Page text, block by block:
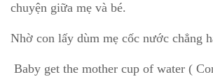
chuyện giữa mẹ và bé.
Nhờ con lấy dùm mẹ cốc nước chẳng
Baby get the mother cup of water (